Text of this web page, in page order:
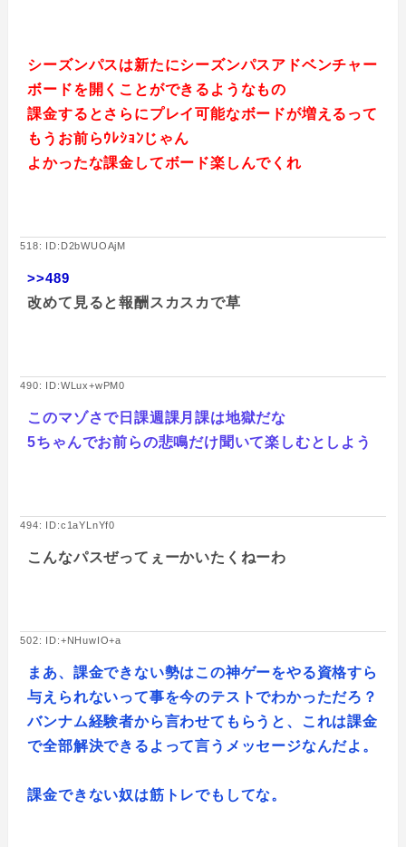
シーズンパスは新たにシーズンパスアドベンチャー
ボードを開くことができるようなもの
課金するとさらにプレイ可能なボードが増えるって
もうお前らｳﾚｼｮﾝじゃん
よかったな課金してボード楽しんでくれ
518: ID:D2bWUOAjM
>>489
改めて見ると報酬スカスカで草
490: ID:WLux+wPM0
このマゾさで日課週課月課は地獄だな
5ちゃんでお前らの悲鳴だけ聞いて楽しむとしよう
494: ID:c1aYLnYf0
こんなパスぜってぇーかいたくねーわ
502: ID:+NHuwIO+a
まあ、課金できない勢はこの神ゲーをやる資格すら
与えられないって事を今のテストでわかっただろ？
バンナム経験者から言わせてもらうと、これは課金
で全部解決できるよって言うメッセージなんだよ。
課金できない奴は筋トレでもしてな。